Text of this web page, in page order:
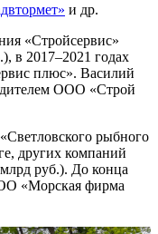
и др.
«Стройсервис»
в 2017–2021 годах
плюс». Василий
ООО «Строй
рыбного
других компаний
руб.). До конца
«Морская фирма